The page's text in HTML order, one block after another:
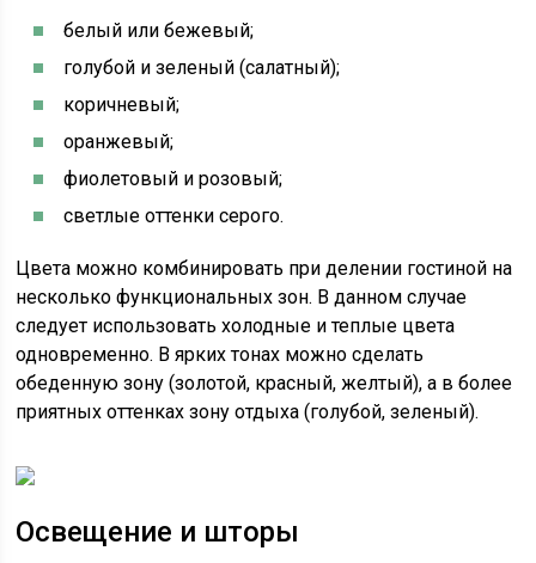
белый или бежевый;
голубой и зеленый (салатный);
коричневый;
оранжевый;
фиолетовый и розовый;
светлые оттенки серого.
Цвета можно комбинировать при делении гостиной на
несколько функциональных зон. В данном случае
следует использовать холодные и теплые цвета
одновременно. В ярких тонах можно сделать
обеденную зону (золотой, красный, желтый), а в более
приятных оттенках зону отдыха (голубой, зеленый).
Освещение и шторы